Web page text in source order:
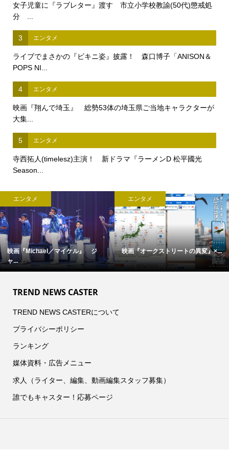
女子児童に『ラブレター』渡す 市立小学校教諭(50代)懲戒処
分 ...
3 エンタメ
ライブでまさかの『ビキニ姿』披露！ 森口博子「ANISON＆
POPS NI...
4 エンタメ
映画『翔んで埼玉』 総勢53体の埼玉県ご当地キャラクターが
大集...
5 エンタメ
寺西拓人(timelesz)主演！ 新ドラマ『ラーメンD 松平國光
Season...
エンタメ
映画『Michael／マイケル』 ジ
ャ...
エンタメ
映画『オークストリートの異変』×...
TREND NEWS CASTER
TREND NEWS CASTERについて
プライバシーポリシー
ランキング
媒体資料・広告メニュー
求人（ライター、編集、動画編集スタッフ募集）
誰でもキャスター！応募ページ